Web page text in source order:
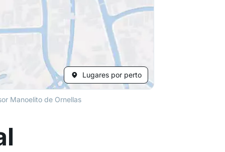
Lugares por perto
Manoelito de Ornellas